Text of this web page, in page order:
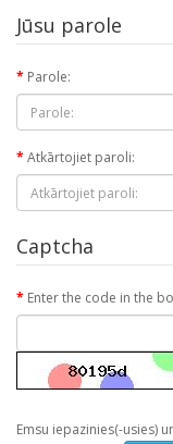
Jūsu parole
Parole:
Atkārtojiet paroli:
Captcha
Enter the code in the
Emsu iepazinies(-usies)